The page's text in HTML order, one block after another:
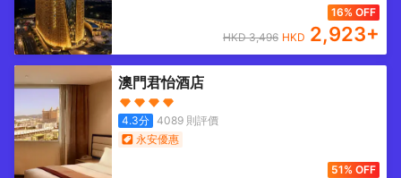
16% OFF
HKD3,496 HKD 2,923+
澳門君怡酒店
4.3分 4089則評價
永安優惠
51% OFF